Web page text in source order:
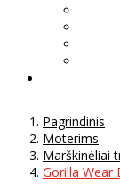
Pagrindinis
Moterims
Marškinėliai
Gorilla Wear